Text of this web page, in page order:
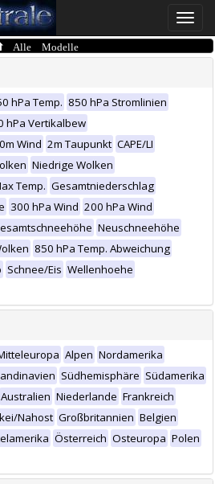
Toggle
Alle Modelle
hPa Temp. 850 hPa Stromlinien
hPa Vertikalbew
Wind 2m Taupunkt CAPE/LI
Niedrige Wolken
Temp. Gesamtniederschlag
300 hPa Wind 200 hPa Wind
Neuschneehöhe
850 hPa Temp. Abweichung
Schnee/Eis Wellenhoehe
Alpen Nordamerika
Südhemisphäre Südamerika
Australien Niederlande Frankreich
Nahost Großbritannien Belgien
Österreich Osteuropa Polen